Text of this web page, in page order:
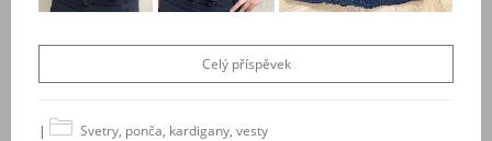
Celý příspěvek
| Svetry, ponča, kardigany, vesty